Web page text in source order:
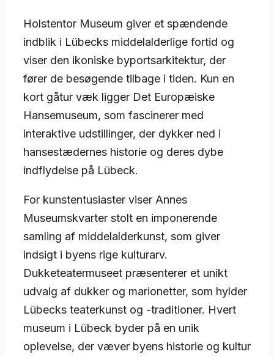
Holstentor Museum giver et spændende
indblik i Lübecks middelalderlige fortid og
viser den ikoniske byportsarkitektur, der
fører de besøgende tilbage i tiden. Kun en
kort gåtur væk ligger Det Europæiske
Hansemuseum, som fascinerer med
interaktive udstillinger, der dykker ned i
hansestædernes historie og deres dybe
indflydelse på Lübeck.
For kunstentusiaster viser Annes
Museumskvarter stolt en imponerende
samling af middelalderkunst, som giver
indsigt i byens rige kulturarv.
Dukketeatermuseet præsenterer et unikt
udvalg af dukker og marionetter, som hylder
Lübecks teaterkunst og -traditioner. Hvert
museum i Lübeck byder på en unik
oplevelse, der væver byens historie og kultur